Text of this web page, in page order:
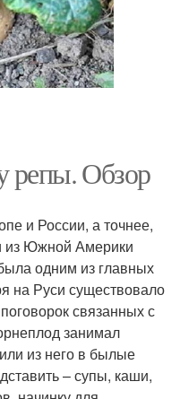
репы. Обзор
и России, а точнее,
из Южной Америки
одним из главных
на Руси существовало
связанных с
занимал
из него в былые
– супы, каши,